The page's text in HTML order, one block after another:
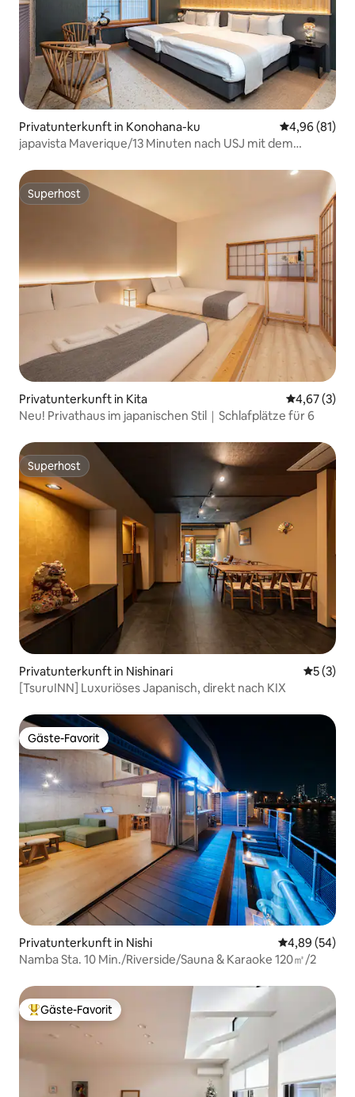
Privatunterkunft in Konohana-ku
4,96 (81)
japavista Maverique/13 Minuten nach USJ mit dem
Superhost
Superhost
Privatunterkunft in Kita
4,67 (3)
Neu! Privathaus im japanischen Stil｜Schlafplätze für 6
Superhost
Superhost
Privatunterkunft in Nishinari
5 (3)
[TsuruINN] Luxuriöses Japanisch, direkt nach KIX
Gäste-Favorit
Gäste-Favorit
Privatunterkunft in Nishi
4,89 (54)
Namba Sta. 10 Min./Riverside/Sauna & Karaoke 120㎡/2
Beliebter Gäste-Favorit.
Gäste-Favorit